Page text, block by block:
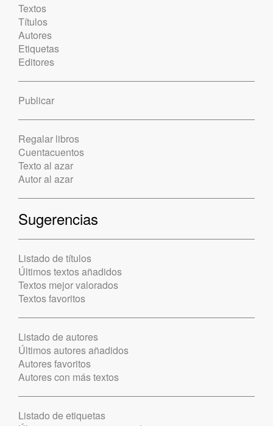
Textos
Títulos
Autores
Etiquetas
Editores
Publicar
Regalar libros
Cuentacuentos
Texto al azar
Autor al azar
Sugerencias
Listado de títulos
Últimos textos añadidos
Textos mejor valorados
Textos favoritos
Listado de autores
Últimos autores añadidos
Autores favoritos
Autores con más textos
Listado de etiquetas